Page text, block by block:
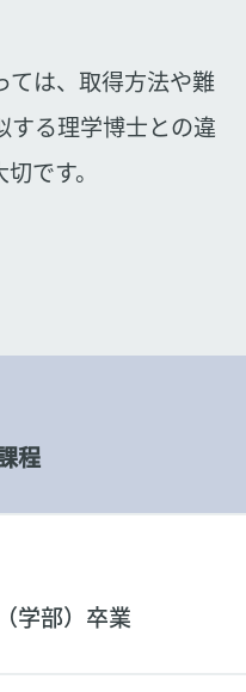
ては、取得方法や難
する理学博士との違
です。
程
学部）卒業